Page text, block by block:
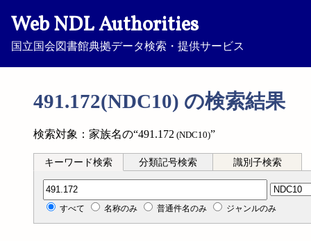
Web NDL Authorities
国立国会図書館典拠データ検索・提供サービス
491.172(NDC10) の検索結果
検索対象：家族名の“491.172 (NDC10)”
キーワード検索 分類記号検索 識別子検索
分類記号検索
すべて 名称のみ 普通件名のみ ジャンルのみ